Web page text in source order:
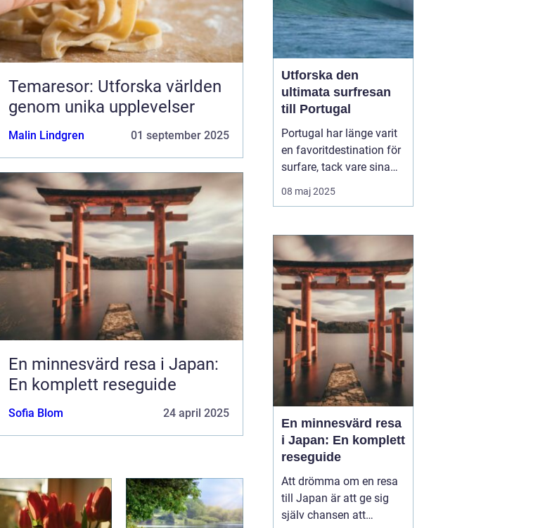
Temaresor: Utforska världen
genom unika upplevelser
Malin Lindgren 01 september 2025
En minnesvärd resa i Japan:
En komplett reseguide
Sofia Blom 24 april 2025
Utforska den
ultimata surfresan
till Portugal
Portugal har länge varit
en favoritdestination för
surfare, tack vare sina
vidsträckta kuster och
imponerande vågor. En
erbjuder mer än bara
surf...
08 maj 2025
En minnesvärd resa
i Japan: En komplett
reseguide
Att drömma om en resa
till Japan är att ge sig
själv chansen att